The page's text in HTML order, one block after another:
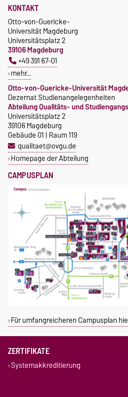
Otto-von-Guericke-Universität
Dezernat Studienangelegenheiten
Abteilung Qualitäts- und
Universitätsplatz 2
39106 Magdeburg
Gebäude 01 | Raum 119
qualitaet@ovgu.de
Homepage der Abteilung
KONTAKT
Otto-von-Guericke-
Universität Magdeburg
Universitätsplatz 2
39106 Magdeburg
+49 391 67-01
mehr…
CAMPUSPLAN
Für umfangreicheren Campusplan
ZERTIFIKATE
Systemakkreditierung